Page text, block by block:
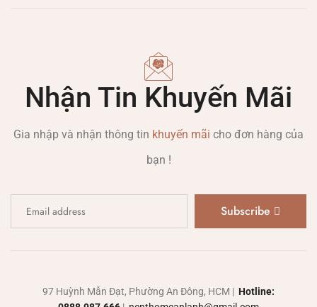
Nhận Tin Khuyến Mãi
Gia nhập và nhận thông tin khuyến mãi cho đơn hàng của
bạn !
Subscribe
97 Huỳnh Mẫn Đạt, Phường An Đông, HCM | Hotline: